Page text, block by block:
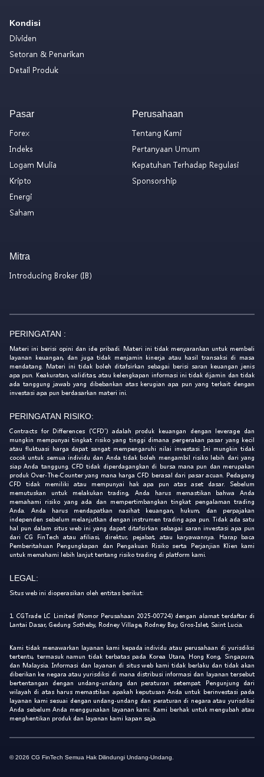
Kondisi
Dividen
Setoran & Penarikan
Detail Produk
Pasar
Forex
Indeks
Logam Mulia
Kripto
Energi
Saham
Perusahaan
Tentang Kami
Pertanyaan Umum
Kepatuhan Terhadap Regulasi
Sponsorship
Mitra
Introducing Broker (IB)
PERINGATAN :
Materi ini berisi opini dan ide pribadi. Materi ini tidak menyarankan untuk membeli
layanan keuangan, dan juga tidak menjamin kinerja atau hasil transaksi di masa
mendatang. Materi ini tidak boleh ditafsirkan sebagai berisi saran keuangan jenis
apa pun. Keakuratan, validitas, atau kelengkapan informasi ini tidak dijamin dan tidak
ada tanggung jawab yang dibebankan atas kerugian apa pun yang terkait dengan
investasi apa pun berdasarkan materi ini.
PERINGATAN RISIKO:
Contracts for Differences ('CFD') adalah produk keuangan dengan leverage dan
mungkin mempunyai tingkat risiko yang tinggi dimana pergerakan pasar yang kecil
atau fluktuasi harga dapat sangat mempengaruhi nilai investasi. Ini mungkin tidak
cocok untuk semua individu dan Anda tidak boleh mengambil risiko lebih dari yang
siap Anda tanggung. CFD tidak diperdagangkan di bursa mana pun dan merupakan
produk Over-The-Counter yang mana harga CFD berasal dari pasar acuan. Pedagang
CFD tidak memiliki atau mempunyai hak apa pun atas aset dasar. Sebelum
memutuskan untuk melakukan trading, Anda harus memastikan bahwa Anda
memahami risiko yang ada dan mempertimbangkan tingkat pengalaman trading
Anda. Anda harus mendapatkan nasihat keuangan, hukum, dan perpajakan
independen sebelum melanjutkan dengan instrumen trading apa pun. Tidak ada satu
hal pun dalam situs web ini yang dapat ditafsirkan sebagai saran investasi apa pun
dari CG FinTech atau afiliasi, direktur, pejabat, atau karyawannya. Harap baca
Pemberitahuan Pengungkapan dan Pengakuan Risiko serta Perjanjian Klien kami
untuk memahami lebih lanjut tentang risiko trading di platform kami.
LEGAL:
Situs web ini dioperasikan oleh entitas berikut:
1. CGTrade LC Limited (Nomor Perusahaan 2025-00724) dengan alamat terdaftar di
Lantai Dasar, Gedung Sotheby, Rodney Village, Rodney Bay, Gros-Islet, Saint Lucia.
Kami tidak menawarkan layanan kami kepada individu atau perusahaan di yurisdiksi
tertentu, termasuk namun tidak terbatas pada Korea Utara, Hong Kong, Singapura,
dan Malaysia. Informasi dan layanan di situs web kami tidak berlaku dan tidak akan
diberikan ke negara atau yurisdiksi di mana distribusi informasi dan layanan tersebut
bertentangan dengan undang-undang dan peraturan setempat. Pengunjung dari
wilayah di atas harus memastikan apakah keputusan Anda untuk berinvestasi pada
layanan kami sesuai dengan undang-undang dan peraturan di negara atau yurisdiksi
Anda sebelum Anda menggunakan layanan kami. Kami berhak untuk mengubah atau
menghentikan produk dan layanan kami kapan saja.
© 2026 CG FinTech Semua Hak Dilindungi Undang-Undang.